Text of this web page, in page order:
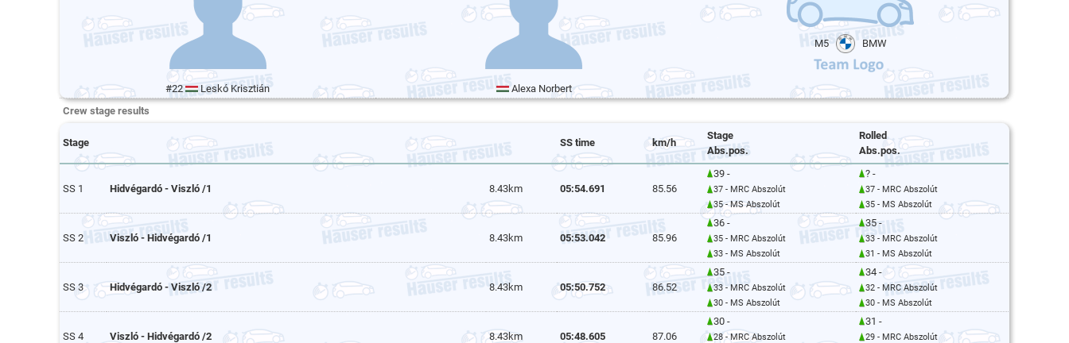
#22 Leskó Krisztián Alexa Norbert
M5 BMW
Crew stage results
Stage SS time km/h
Stage
Abs.pos.
Rolled
Abs.pos.
SS 1 Hidvégardó - Viszló /1 8.43km 05:54.691 85.56
39 -
37 - MRC Abszolút
35 - MS Abszolút
? -
37 - MRC Abszolút
35 - MS Abszolút
SS 2 Viszló - Hidvégardó /1 8.43km 05:53.042 85.96
36 -
35 - MRC Abszolút
33 - MS Abszolút
35 -
33 - MRC Abszolút
31 - MS Abszolút
SS 3 Hidvégardó - Viszló /2 8.43km 05:50.752 86.52
35 -
33 - MRC Abszolút
30 - MS Abszolút
34 -
32 - MRC Abszolút
30 - MS Abszolút
SS 4 Viszló - Hidvégardó /2 8.43km 05:48.605 87.06
30 -
28 - MRC Abszolút
31 -
29 - MRC Abszolút